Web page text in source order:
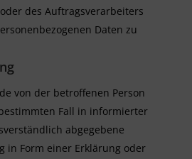
des Auftragsverarbeiters
Daten zu
von der betroffenen Person
Fall in informierter
abgegebene
in Form einer Erklärung oder